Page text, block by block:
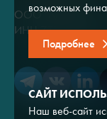
ООО "Адвирос"
ИНН 7714572528
возможных
Подробнее
САЙТ
Наш веб-сайт